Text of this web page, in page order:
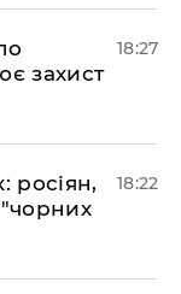
захист
18:27
росіян,
18:22